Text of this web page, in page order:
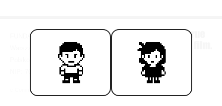
FUNDACJA AMONDO FILMS
e-Commerce by